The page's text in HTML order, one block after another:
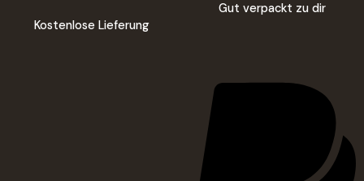
Kostenlose Lieferung
Gut verpackt zu dir